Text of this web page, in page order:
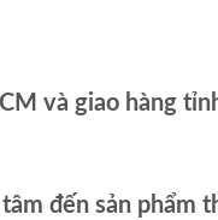
và giao hàng
đến sản phẩm